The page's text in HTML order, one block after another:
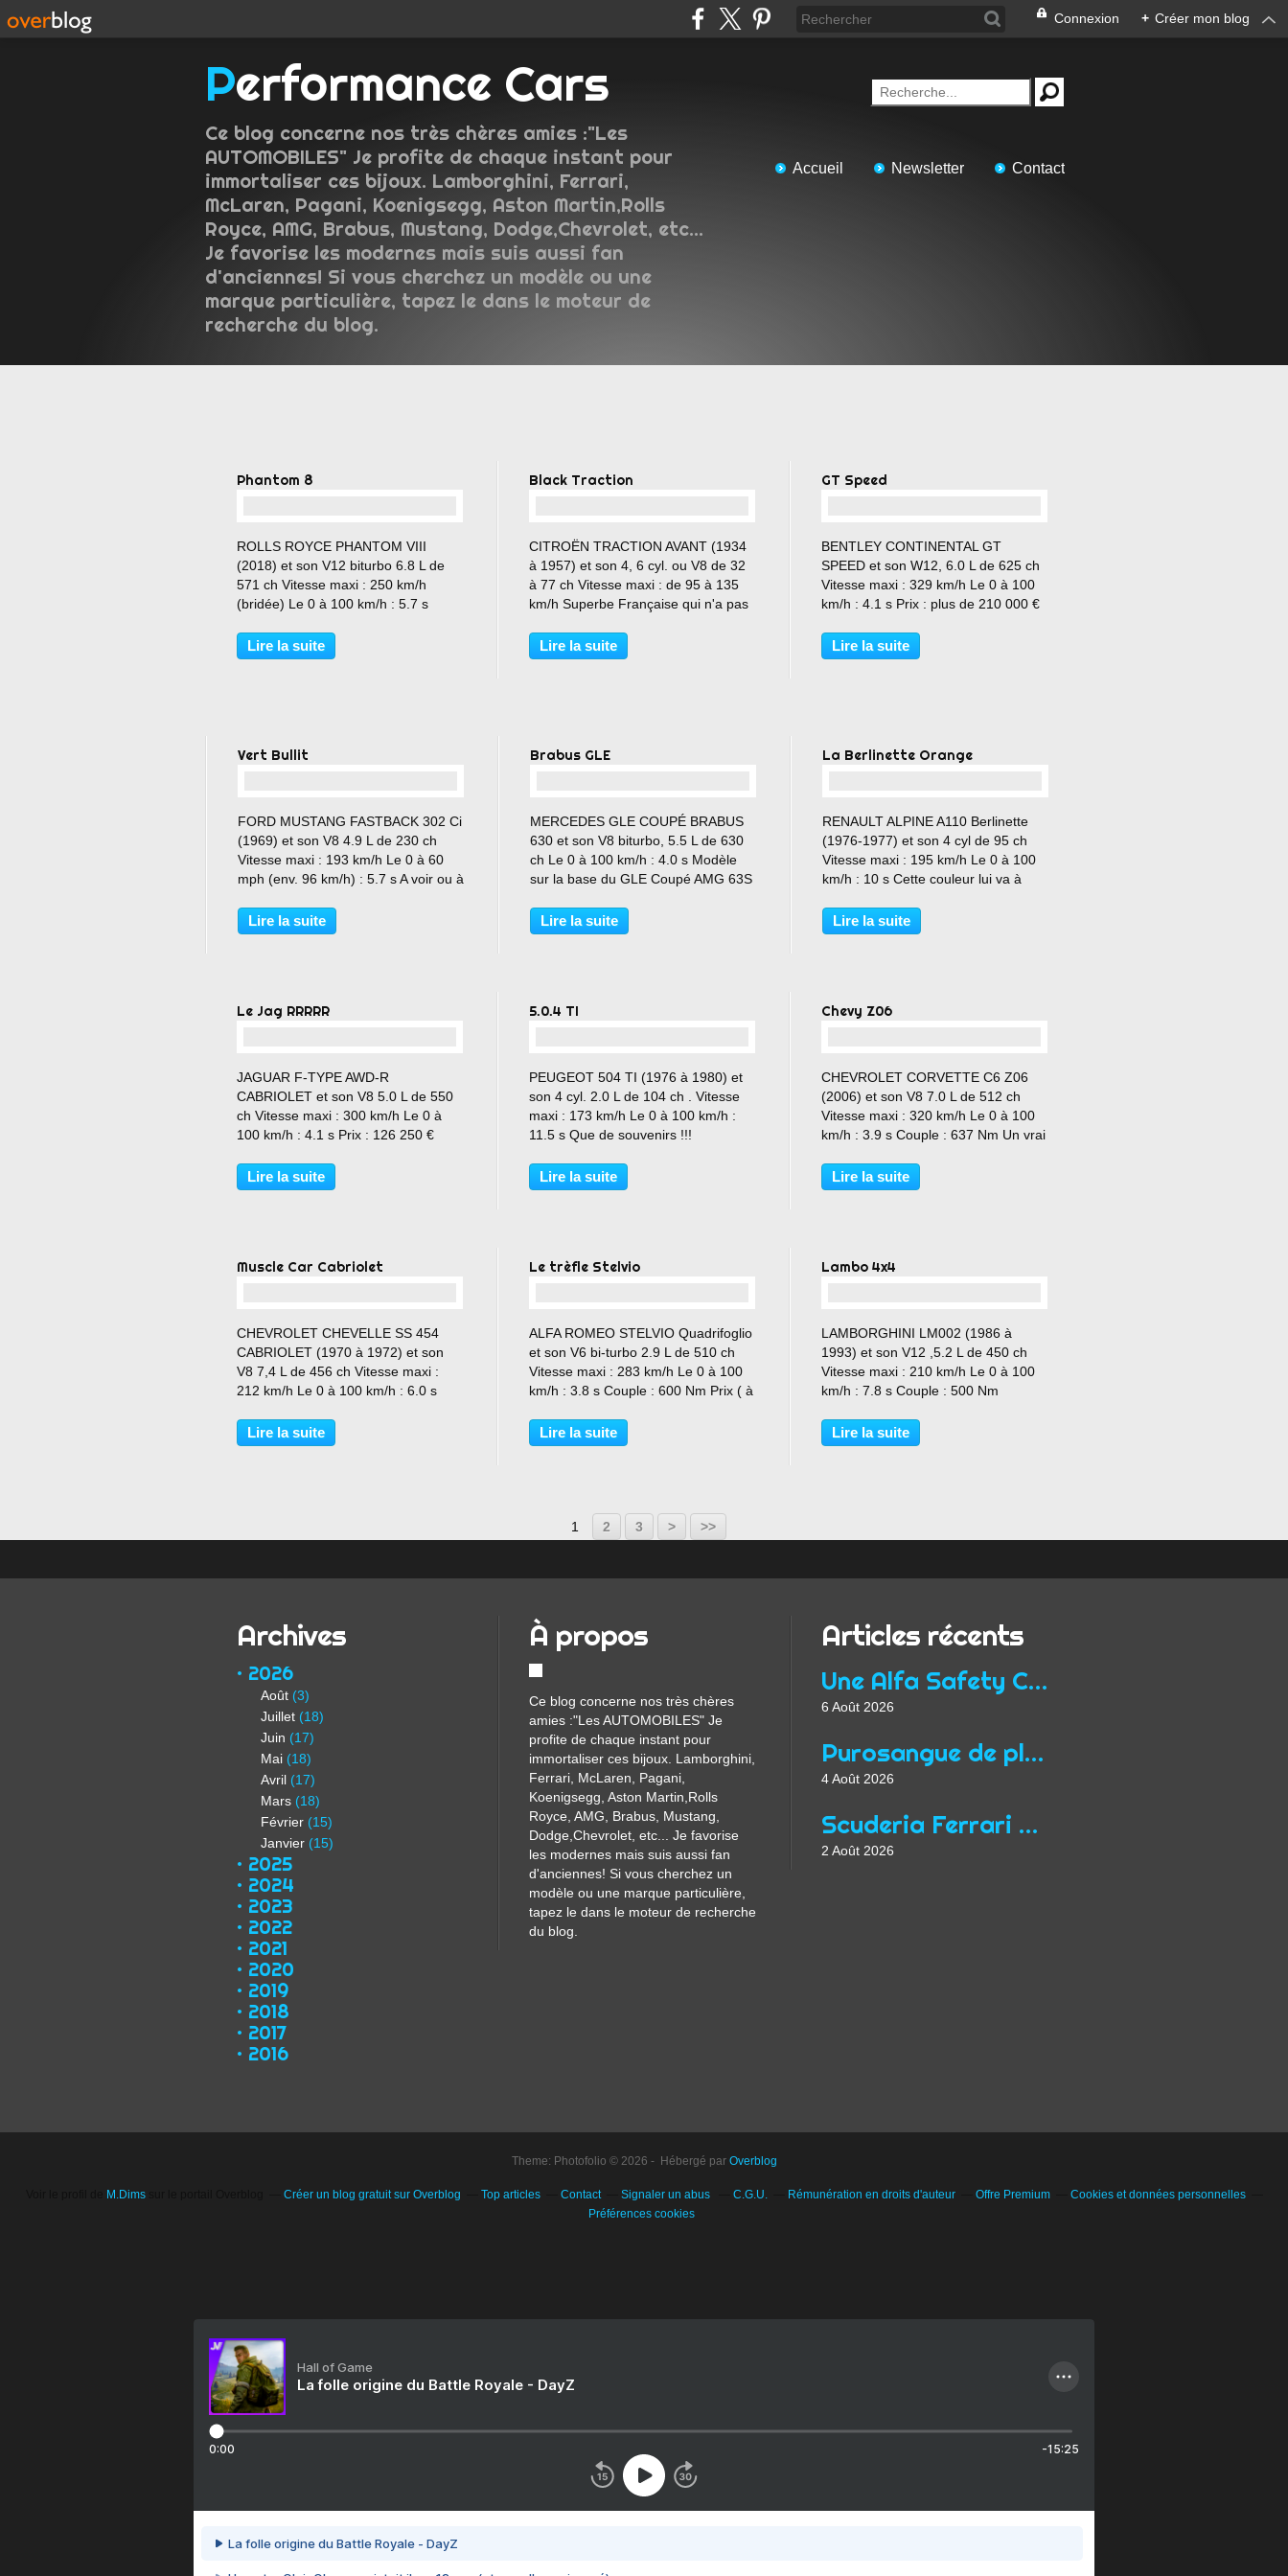
Connexion + Créer mon blog
Performance Cars
Ce blog concerne nos très chères amies :"Les
AUTOMOBILES" Je profite de chaque instant pour
immortaliser ces bijoux. Lamborghini, Ferrari,
McLaren, Pagani, Koenigsegg, Aston Martin,Rolls
Royce, AMG, Brabus, Mustang, Dodge,Chevrolet, etc...
Je favorise les modernes mais suis aussi fan
d'anciennes! Si vous cherchez un modèle ou une
marque particulière, tapez le dans le moteur de
recherche du blog.
Accueil Newsletter Contact
Phantom 8
ROLLS ROYCE PHANTOM VIII
(2018) et son V12 biturbo 6.8 L de
571 ch Vitesse maxi : 250 km/h
(bridée) Le 0 à 100 km/h : 5.7 s
Lire la suite
Black Traction
CITROËN TRACTION AVANT (1934
à 1957) et son 4, 6 cyl. ou V8 de 32
à 77 ch Vitesse maxi : de 95 à 135
km/h Superbe Française qui n'a pas
Lire la suite
GT Speed
BENTLEY CONTINENTAL GT
SPEED et son W12, 6.0 L de 625 ch
Vitesse maxi : 329 km/h Le 0 à 100
km/h : 4.1 s Prix : plus de 210 000 €
Lire la suite
Vert Bullit
FORD MUSTANG FASTBACK 302 Ci
(1969) et son V8 4.9 L de 230 ch
Vitesse maxi : 193 km/h Le 0 à 60
mph (env. 96 km/h) : 5.7 s A voir ou à
blog.com/2016/11/302-mustang.html
Lire la suite
Brabus GLE
MERCEDES GLE COUPÉ BRABUS
630 et son V8 biturbo, 5.5 L de 630
ch Le 0 à 100 km/h : 4.0 s Modèle
sur la base du GLE Coupé AMG 63S
Lire la suite
La Berlinette Orange
RENAULT ALPINE A110 Berlinette
(1976-1977) et son 4 cyl de 95 ch
Vitesse maxi : 195 km/h Le 0 à 100
km/h : 10 s Cette couleur lui va à
Lire la suite
Le Jag RRRRR
JAGUAR F-TYPE AWD-R
CABRIOLET et son V8 5.0 L de 550
ch Vitesse maxi : 300 km/h Le 0 à
100 km/h : 4.1 s Prix : 126 250 €
Lire la suite
5.0.4 TI
PEUGEOT 504 TI (1976 à 1980) et
son 4 cyl. 2.0 L de 104 ch . Vitesse
maxi : 173 km/h Le 0 à 100 km/h :
11.5 s Que de souvenirs !!!
Lire la suite
Chevy Z06
CHEVROLET CORVETTE C6 Z06
(2006) et son V8 7.0 L de 512 ch
Vitesse maxi : 320 km/h Le 0 à 100
km/h : 3.9 s Couple : 637 Nm Un vrai
Lire la suite
Muscle Car Cabriolet
CHEVROLET CHEVELLE SS 454
CABRIOLET (1970 à 1972) et son
V8 7,4 L de 456 ch Vitesse maxi :
212 km/h Le 0 à 100 km/h : 6.0 s
Lire la suite
Le trèfle Stelvio
ALFA ROMEO STELVIO Quadrifoglio
et son V6 bi-turbo 2.9 L de 510 ch
Vitesse maxi : 283 km/h Le 0 à 100
km/h : 3.8 s Couple : 600 Nm Prix ( à
Lire la suite
Lambo 4x4
LAMBORGHINI LM002 (1986 à
1993) et son V12 ,5.2 L de 450 ch
Vitesse maxi : 210 km/h Le 0 à 100
km/h : 7.8 s Couple : 500 Nm
Lire la suite
1 2 3 > >>
Archives
2026
Août (3)
Juillet (18)
Juin (17)
Mai (18)
Avril (17)
Mars (18)
Février (15)
Janvier (15)
2025
2024
2023
2022
2021
2020
2019
2018
2017
2016
À propos
Ce blog concerne nos très chères
amies :"Les AUTOMOBILES" Je
profite de chaque instant pour
immortaliser ces bijoux. Lamborghini,
Ferrari, McLaren, Pagani,
Koenigsegg, Aston Martin,Rolls
Royce, AMG, Brabus, Mustang,
Dodge,Chevrolet, etc... Je favorise
les modernes mais suis aussi fan
d'anciennes! Si vous cherchez un
modèle ou une marque particulière,
tapez le dans le moteur de recherche
du blog.
Articles récents
Une Alfa Safety Car
6 Août 2026
Purosangue de plus
4 Août 2026
Scuderia Ferrari d'époque
2 Août 2026
Theme: Photofolio © 2026 - Hébergé par Overblog
M.Dimssur le portail Overblog Créer un blog gratuit sur Overblog Top articles Contact Signaler un abus C.G.U. Rémunération en droits d'auteur Offre Premium
Cookies et données personnelles
Préférences cookies
Hall of Game
La folle origine du Battle Royale - DayZ
0:00 -15:25
La folle origine du Battle Royale - DayZ